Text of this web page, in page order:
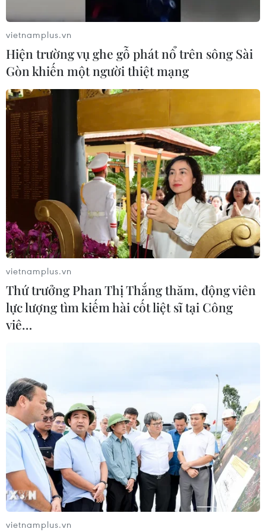
kinh tế biển Việt Nam
Giá vàng hướng tới tuần tăng mạnh
nhất kể từ tháng 1/2026
07/08/2026 08:14
Hạn hán nghiêm trọng đe dọa "huyết
mạch" kinh tế châu Âu
07/08/2026 07:58
Xem thêm
Phó Tổng Biên tập: NGUYỄN THỊ TÁM, KHÚC THANH
THỦY
Sở hữu trí tuệ
Quy định sử dụng
RSS
Hỗ trợ
Ngôn ngữ
TTXVN
Dịch vụ tin
Quảng cáo
Liên hệ
vietnamplus.vn
Hiện trường vụ ghe gỗ phát nổ trên sông Sài
Gòn khiến một người thiệt mạng
vietnamplus.vn
Thứ trưởng Phan Thị Thắng thăm, động viên
lực lượng tìm kiếm hài cốt liệt sĩ tại Công
viê…
vietnamplus.vn